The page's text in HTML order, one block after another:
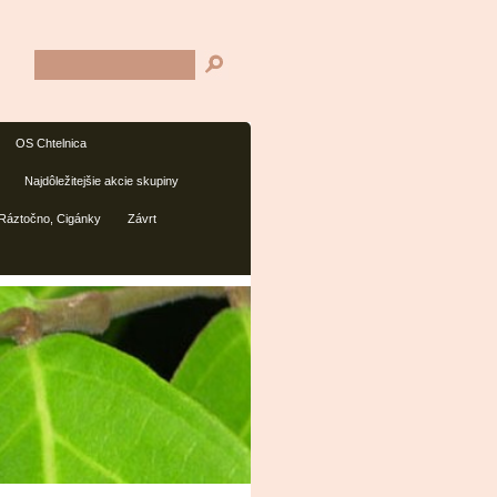
OS Chtelnica
Najdôležitejšie akcie skupiny
Cigánky Závrt